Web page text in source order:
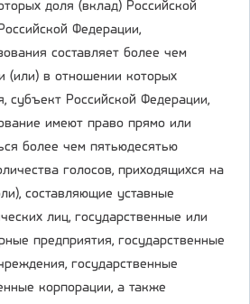
доля (вклад) Российской
Федерации,
составляет более чем
(или) в отношении которых
субъект Российской Федерации,
имеют право прямо или
более чем пятьюдесятью
голосов, приходящихся на
составляющие уставные
лиц, государственные или
предприятия, государственные
государственные
корпорации, а также